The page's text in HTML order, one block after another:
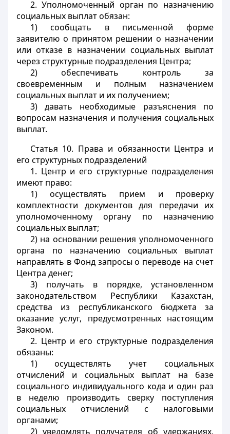
2. Уполномоченный орган по назначению
социальных выплат обязан:
1) сообщать в письменной форме
заявителю о принятом решении о назначении
или отказе в назначении социальных выплат
через структурные подразделения Центра;
2) обеспечивать контроль за
своевременным и полным назначением
социальных выплат и их получением;
3) давать необходимые разъяснения по
вопросам назначения и получения социальных
выплат.
Статья 10. Права и обязанности Центра и
его структурных подразделений
1. Центр и его структурные подразделения
имеют право:
1) осуществлять прием и проверку
комплектности документов для передачи их
уполномоченному органу по назначению
социальных выплат;
2) на основании решения уполномоченного
органа по назначению социальных выплат
направлять в Фонд запросы о переводе на счет
Центра денег;
3) получать в порядке, установленном
законодательством Республики Казахстан,
средства из республиканского бюджета за
оказание услуг, предусмотренных настоящим
Законом.
2. Центр и его структурные подразделения
обязаны:
1) осуществлять учет социальных
отчислений и социальных выплат на базе
социального индивидуального кода и один раз
в неделю производить сверку поступления
социальных отчислений с налоговыми
органами;
2) уведомлять получателя об удержаниях,